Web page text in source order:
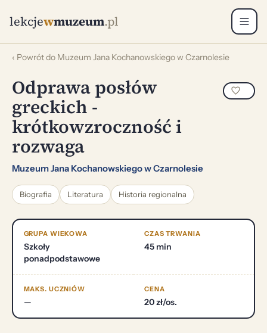
lekcjewmuzeum.pl
‹ Powrót do Muzeum Jana Kochanowskiego w Czarnolesie
Odprawa posłów
greckich -
krótkowzroczność i
rozwaga
Muzeum Jana Kochanowskiego w Czarnolesie
Biografia Literatura Historia regionalna
GRUPA WIEKOWA
Szkoły
ponadpodstawowe
CZAS TRWANIA
45 min
MAKS. UCZNIÓW
—
CENA
20 zł/os.